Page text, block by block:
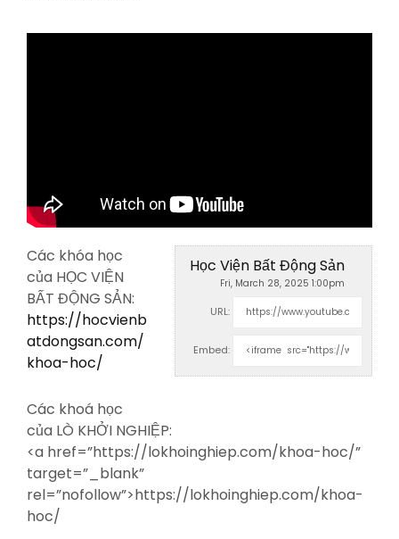
Học Viện Bất Động Sản
Fri, March 28, 2025 1:00pm
URL:
Embed:
Các khóa học
của HỌC VIỆN
BẤT ĐỘNG SẢN:
https://hocvienb
atdongsan.com/
khoa-hoc/
Các khoá học
của LÒ KHỞI NGHIỆP:
<a href=”https://lokhoinghiep.com/khoa-hoc/”
target=”_blank”
rel=”nofollow”>https://lokhoinghiep.com/khoa-
hoc/